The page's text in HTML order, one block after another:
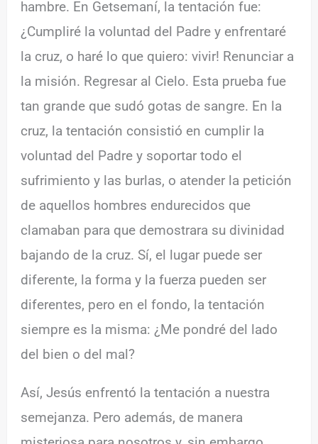
hambre. En Getsemaní, la tentación fue:
¿Cumpliré la voluntad del Padre y enfrentaré
la cruz, o haré lo que quiero: vivir! Renunciar a
la misión. Regresar al Cielo. Esta prueba fue
tan grande que sudó gotas de sangre. En la
cruz, la tentación consistió en cumplir la
voluntad del Padre y soportar todo el
sufrimiento y las burlas, o atender la petición
de aquellos hombres endurecidos que
clamaban para que demostrara su divinidad
bajando de la cruz. Sí, el lugar puede ser
diferente, la forma y la fuerza pueden ser
diferentes, pero en el fondo, la tentación
siempre es la misma: ¿Me pondré del lado
del bien o del mal?
Así, Jesús enfrentó la tentación a nuestra
semejanza. Pero además, de manera